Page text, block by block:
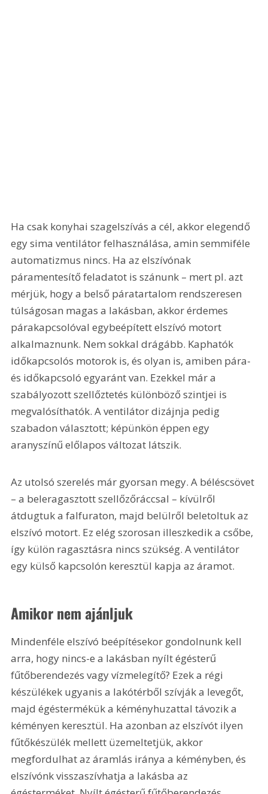
Ha csak konyhai szagelszívás a cél, akkor elegendő
egy sima ventilátor felhasználása, amin semmiféle
automatizmus nincs. Ha az elszívónak
páramentesítő feladatot is szánunk – mert pl. azt
mérjük, hogy a belső páratartalom rendszeresen
túlságosan magas a lakásban, akkor érdemes
párakapcsolóval egybeépített elszívó motort
alkalmaznunk. Nem sokkal drágább. Kaphatók
időkapcsolós motorok is, és olyan is, amiben pára-
és időkapcsoló egyaránt van. Ezekkel már a
szabályozott szellőztetés különböző szintjei is
megvalósíthatók. A ventilátor dizájnja pedig
szabadon választott; képünkön éppen egy
aranyszínű előlapos változat látszik.
Az utolsó szerelés már gyorsan megy. A béléscsövet
– a beleragasztott szellőzőráccsal – kívülről
átdugtuk a falfuraton, majd belülről beletoltuk az
elszívó motort. Ez elég szorosan illeszkedik a csőbe,
így külön ragasztásra nincs szükség. A ventilátor
egy külső kapcsolón keresztül kapja az áramot.
Amikor nem ajánljuk
Mindenféle elszívó beépítésekor gondolnunk kell
arra, hogy nincs-e a lakásban nyílt égésterű
fűtőberendezés vagy vízmelegítő? Ezek a régi
készülékek ugyanis a lakótérből szívják a levegőt,
majd égéstermékük a kéményhuzattal távozik a
kéményen keresztül. Ha azonban az elszívót ilyen
fűtőkészülék mellett üzemeltetjük, akkor
megfordulhat az áramlás iránya a kéményben, és
elszívónk visszaszívhatja a lakásba az